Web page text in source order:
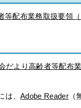
配布業務取扱要領
だより高齢者等配布
は、Adobe Reader （